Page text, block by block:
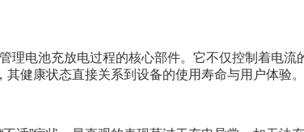
理电池充放电过程的核心部件。它不仅控制着电
健康状态直接关系到设备的使用寿命与用户体验。